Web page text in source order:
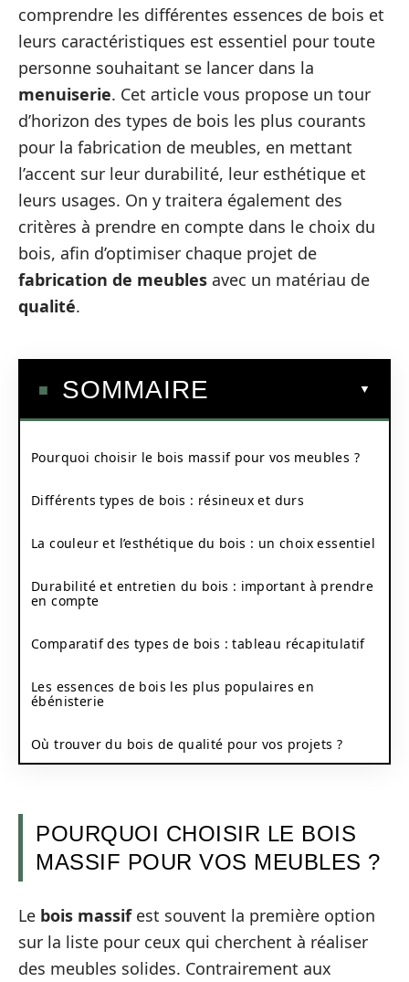
comprendre les différentes essences de bois et
leurs caractéristiques est essentiel pour toute
personne souhaitant se lancer dans la
menuiserie. Cet article vous propose un tour
d’horizon des types de bois les plus courants
pour la fabrication de meubles, en mettant
l’accent sur leur durabilité, leur esthétique et
leurs usages. On y traitera également des
critères à prendre en compte dans le choix du
bois, afin d’optimiser chaque projet de
fabrication de meubles avec un matériau de
qualité.
SOMMAIRE
Pourquoi choisir le bois massif pour vos meubles ?
Différents types de bois : résineux et durs
La couleur et l’esthétique du bois : un choix essentiel
Durabilité et entretien du bois : important à prendre
en compte
Comparatif des types de bois : tableau récapitulatif
Les essences de bois les plus populaires en
ébénisterie
Où trouver du bois de qualité pour vos projets ?
POURQUOI CHOISIR LE BOIS
MASSIF POUR VOS MEUBLES ?
Le bois massifest souvent la première option
sur la liste pour ceux qui cherchent à réaliser
des meubles solides. Contrairement aux